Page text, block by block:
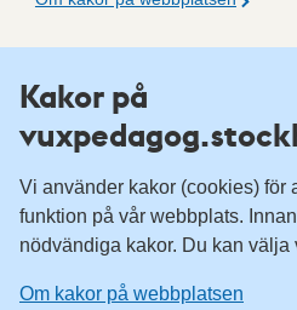
Fler resurser
Vuxenutbildning Stockholm
Information för leverantörsskolor
Sociala medier
Kakor på
Vi använder kakor (cookies) för
funktion på vår webbplats.
nödvändiga kakor. Du kan
Om kakor på webbplatsen